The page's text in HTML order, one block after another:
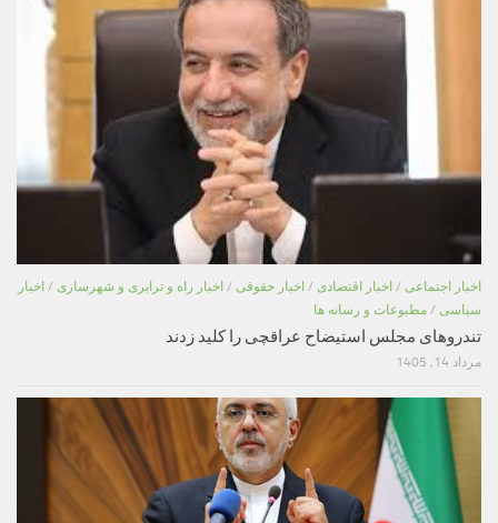
اخبار اجتماعی / اخبار اقتصادی / اخبار حقوقی / اخبار راه و ترابری و شهرسازی / اخبار
سیاسی / مطبوعات و رسانه ها
تندروهای مجلس استیضاح عراقچی را کلید زدند
مرداد 14, 1405